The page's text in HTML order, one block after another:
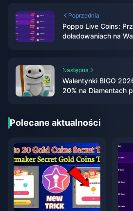
Poprzednia
Poppo Live Coins:
doładowaniach na
Następna
Walentynki BIGO
20% na Diamentach
Polecane aktualności